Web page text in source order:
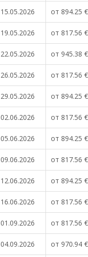
15.05.2026 от 894.25 €
19.05.2026 от 817.56 €
22.05.2026 от 945.38 €
26.05.2026 от 817.56 €
29.05.2026 от 894.25 €
02.06.2026 от 817.56 €
05.06.2026 от 894.25 €
09.06.2026 от 817.56 €
12.06.2026 от 894.25 €
16.06.2026 от 817.56 €
01.09.2026 от 817.56 €
04.09.2026 от 970.94 €